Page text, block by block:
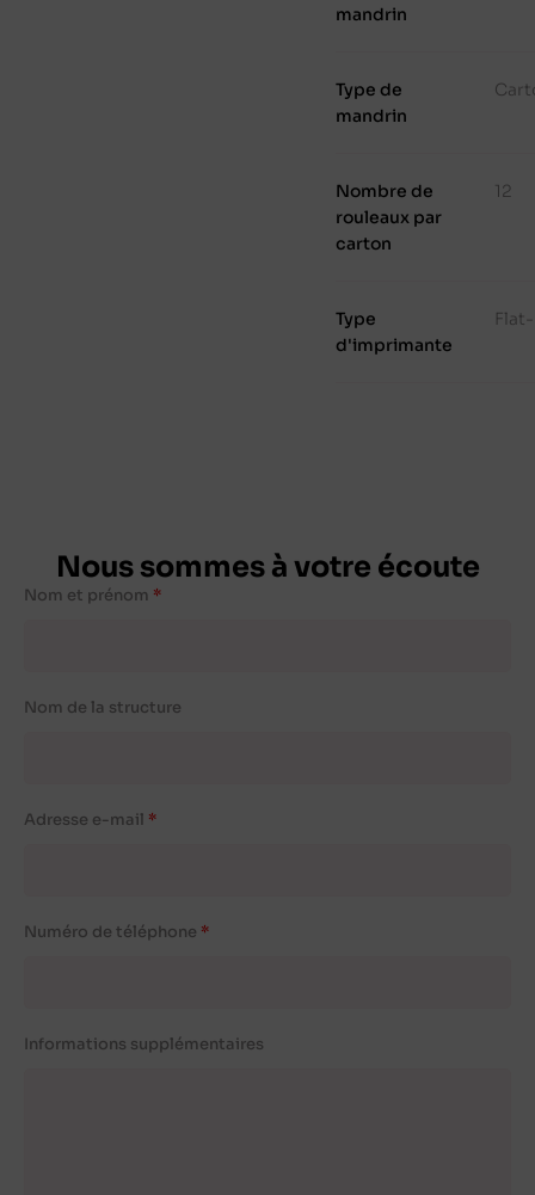
mandrin
Type de
mandrin
Nombre de
rouleaux par
carton
12
Type
d'imprimante
Nous sommes à votre écoute
Nom et prénom
Nom de la structure
Adresse e-mail
Numéro de téléphone
Informations supplémentaires